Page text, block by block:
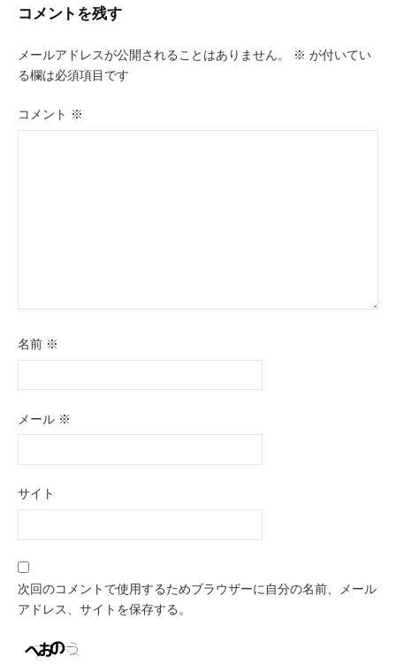
ビ
ゲ
ー
シ
コメントを残す
メールアドレスが公開されることはありません。 ※ が付いてい
る欄は必須項目です
コメント ※
名前 ※
メール ※
サイト
次回のコメントで使用するためブラウザーに自分の名前、メール
アドレス、サイトを保存する。